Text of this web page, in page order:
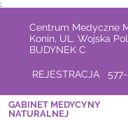
;
GABINET MEDYCYNY
NATURALNEJ
Centrum Medyczne
Konin, UL. Wojska
BUDYNEK C
REJESTRACJA